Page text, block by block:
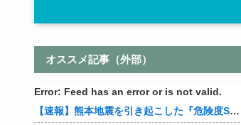
オススメ記事（外部）
Error: Feed has an error or is not valid.
【速報】熊本地震を引き起こした『危険度Sランク断層』日本のド真ん中に10カ所もあると判明